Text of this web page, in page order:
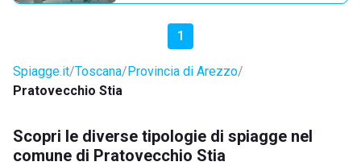
1
Spiagge.it Toscana Provincia di Arezzo
Pratovecchio Stia
Scopri le diverse tipologie di spiagge nel
comune di Pratovecchio Stia